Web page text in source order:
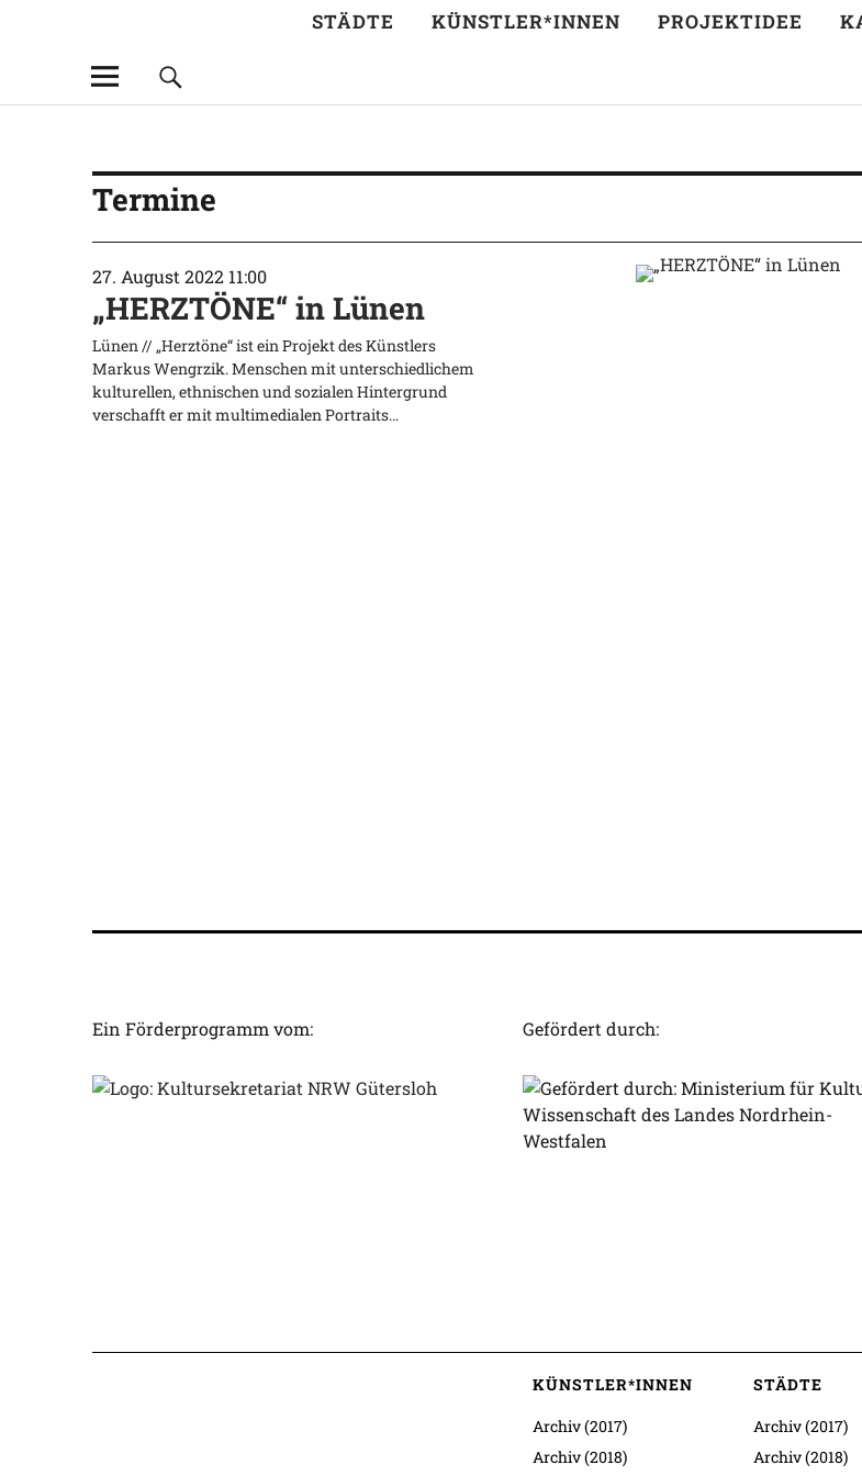
STÄDTE KÜNSTLER*INNEN PROJEKTIDEE
Termine
27. August 2022 11:00
„HERZTÖNE“ in Lünen
Lünen // „Herztöne“ ist ein Projekt des Künstlers
Markus Wengrzik. Menschen mit unterschiedlichem
kulturellen, ethnischen und sozialen Hintergrund
verschafft er mit multimedialen Portraits…
Ein Förderprogramm vom: Gefördert durch:
KÜNSTLER*INNEN
Archiv (2017)
Archiv (2018)
STÄDTE
Archiv (2017)
Archiv (2018)